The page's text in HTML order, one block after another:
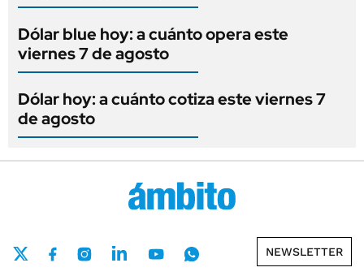
Dólar blue hoy: a cuánto opera este
viernes 7 de agosto
Dólar hoy: a cuánto cotiza este viernes 7
de agosto
NEWSLETTER